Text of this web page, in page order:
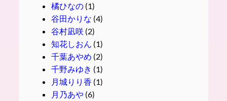
橘ひなの(1)
谷田かりな (4)
谷村凪咲(2)
知花しおん (1)
千葉あやめ (2)
千野みゆき (1)
月城りり香 (1)
月乃あや(6)